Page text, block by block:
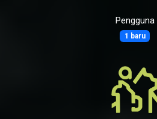
Pengguna
1 baru